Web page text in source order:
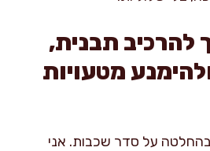
להרכיב תבנית,
מטעויות
על סדר שכבות. אני